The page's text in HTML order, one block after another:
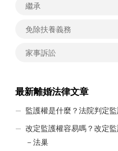
繼承
免除扶養義務
家事訴訟
最新離婚法律文章
監護權是什麼？法院判定
改定監護權容易嗎？改定
－法巢